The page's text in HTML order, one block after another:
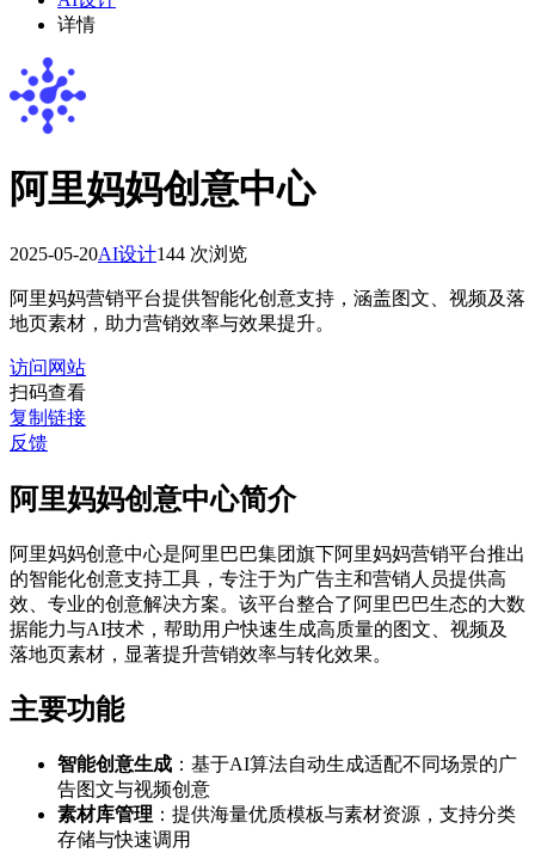
详情
阿里妈妈创意中心
2025-05-20AI设计144 次浏览
阿里妈妈营销平台提供智能化创意支持，涵盖图文、视频及落
地页素材，助力营销效率与效果提升。
访问网站
扫码查看
复制链接
反馈
阿里妈妈创意中心简介
阿里妈妈创意中心是阿里巴巴集团旗下阿里妈妈营销平台推出
的智能化创意支持工具，专注于为广告主和营销人员提供高
效、专业的创意解决方案。该平台整合了阿里巴巴生态的大数
据能力与AI技术，帮助用户快速生成高质量的图文、视频及
落地页素材，显著提升营销效率与转化效果。
主要功能
智能创意生成 ：基于AI算法自动生成适配不同场景的广
告图文与视频创意
素材库管理 ：提供海量优质模板与素材资源，支持分类
存储与快速调用